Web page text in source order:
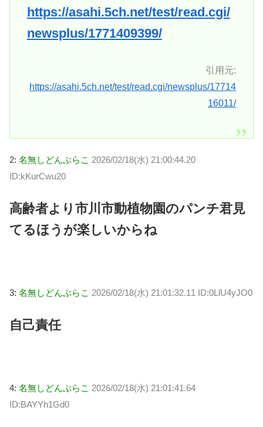
https://asahi.5ch.net/test/read.cgi/
newsplus/1771409399/
引用元:
https://asahi.5ch.net/test/read.cgi/newsplus/17714
16011/
2: 名無しどんぶらこ 2026/02/18(水) 21:00:44.20
ID:kKurCwu20
高齢者より市川市動植物園のパンチ君見
てるほうが楽しいからね
3: 名無しどんぶらこ 2026/02/18(水) 21:01:32.11 ID:0LlU4yJO0
自己責任
4: 名無しどんぶらこ 2026/02/18(水) 21:01:41.64
ID:BAYYh1Gd0